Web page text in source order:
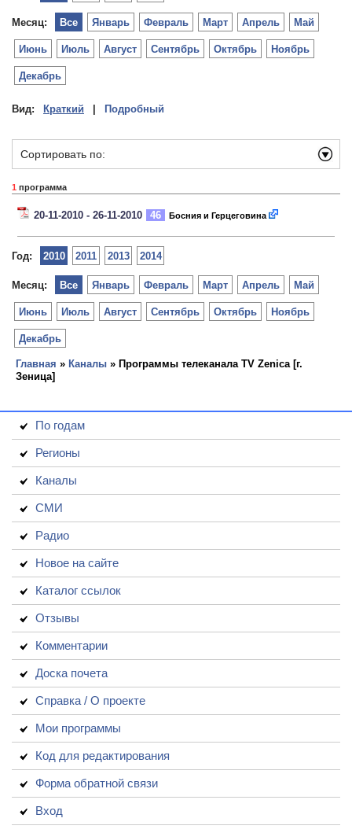
Месяц: Январь Февраль Март Апрель Май
Июнь Июль Август Сентябрь Октябрь Ноябрь
Декабрь
Все
Вид: Краткий Подробный
Сортировать по:
1 программа
20-11-2010 - 26-11-2010 46 Босния и Герцеговина
Год: 2010 2011 2013 2014
Месяц: Январь Февраль Март Апрель Май
Июнь Июль Август Сентябрь Октябрь Ноябрь
Декабрь
Все
Главная » Каналы » Программы телеканала TV Zenica [г.
Зеница]
По годам
Регионы
Каналы
СМИ
Радио
Новое на сайте
Каталог ссылок
Отзывы
Комментарии
Доска почета
Справка / О проекте
Мои программы
Код для редактирования
Форма обратной связи
Вход